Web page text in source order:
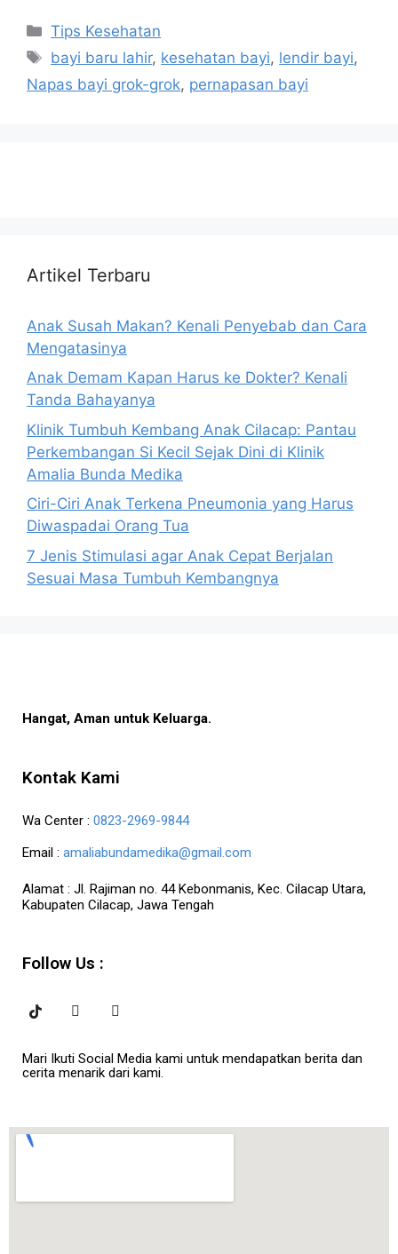
Tips Kesehatan
bayi baru lahir, kesehatan bayi, lendir bayi,
Napas bayi grok-grok, pernapasan bayi
Artikel Terbaru
Anak Susah Makan? Kenali Penyebab dan Cara
Mengatasinya
Anak Demam Kapan Harus ke Dokter? Kenali
Tanda Bahayanya
Klinik Tumbuh Kembang Anak Cilacap: Pantau
Perkembangan Si Kecil Sejak Dini di Klinik
Amalia Bunda Medika
Ciri-Ciri Anak Terkena Pneumonia yang Harus
Diwaspadai Orang Tua
7 Jenis Stimulasi agar Anak Cepat Berjalan
Sesuai Masa Tumbuh Kembangnya
Hangat, Aman untuk Keluarga.
Kontak Kami
Wa Center : 0823-2969-9844
Email : amaliabundamedika@gmail.com
Alamat : Jl. Rajiman no. 44 Kebonmanis, Kec. Cilacap Utara,
Kabupaten Cilacap, Jawa Tengah
Follow Us :
Mari Ikuti Social Media kami untuk mendapatkan berita dan
cerita menarik dari kami.